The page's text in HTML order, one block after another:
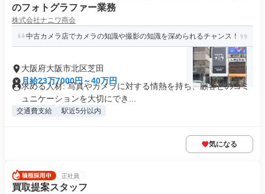
のフォトグラファー業務
株式会社ナニワ商会
中古カメラ店でカメラの知識や撮影の知識を深められるチャンス！
大阪府大阪市北区芝田
月給23万7000円～40万円
求める人材: 写真やカメラに対する情熱を持ち、顧客とのコミ
ュニケーションを大切にでき...
交通費支給 駅近5分以内
気になる
正社員
買取提案スタッフ